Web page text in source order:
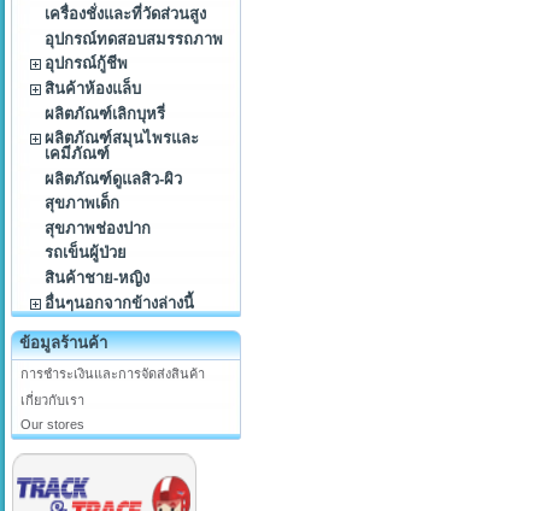
เครื่องชั่งและที่วัดส่วนสูง
อุปกรณ์ทดสอบสมรรถภาพ
อุปกรณ์กู้ชีพ
สินค้าห้องแล็บ
ผลิตภัณฑ์เลิกบุหรี่
ผลิตภัณฑ์สมุนไพรและ
เคมีภัณฑ์
ผลิตภัณฑ์ดูแลสิว-ผิว
สุขภาพเด็ก
สุขภาพช่องปาก
รถเข็นผู้ป่วย
สินค้าชาย-หญิง
อื่นๆนอกจากข้างล่างนี้
ข้อมูลร้านค้า
การชำระเงินและการจัดส่งสินค้า
เกี่ยวกับเรา
Our stores